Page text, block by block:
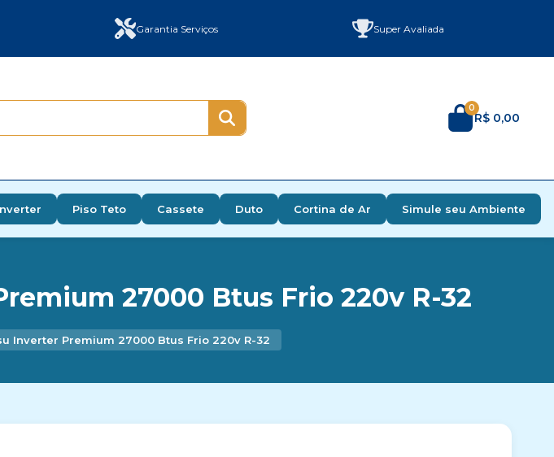
Garantia Serviços Super Avaliada
0
R$ 0,00
Piso Teto Cassete Duto Cortina de Ar Simule seu Ambiente
27000 Btus Frio 220v R-32
Inverter Premium 27000 Btus Frio 220v R-32